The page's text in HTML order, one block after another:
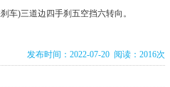
车)三道边四手刹五空挡六转向。
发布时间：2022-07-20 阅读：2016次